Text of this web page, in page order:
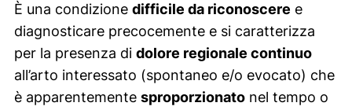
È una condizione difficile da riconoscere e
diagnosticare precocemente e si caratterizza
per la presenza di dolore regionale continuo
all’arto interessato (spontaneo e/o evocato) che
è apparentemente sproporzionatonel tempo o